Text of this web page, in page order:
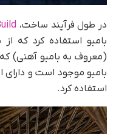
در طول فرآیند ساخت،
بامبو استفاده کرد که
(معروف به بامبو آهنی)
بامبو موجود است و
استفاده کرد.